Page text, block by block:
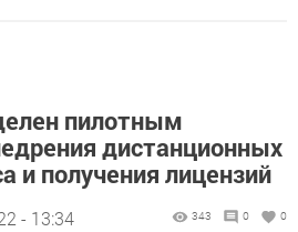
пилотным
дистанционных
и получения лицензий
- 13:34 343 0 0